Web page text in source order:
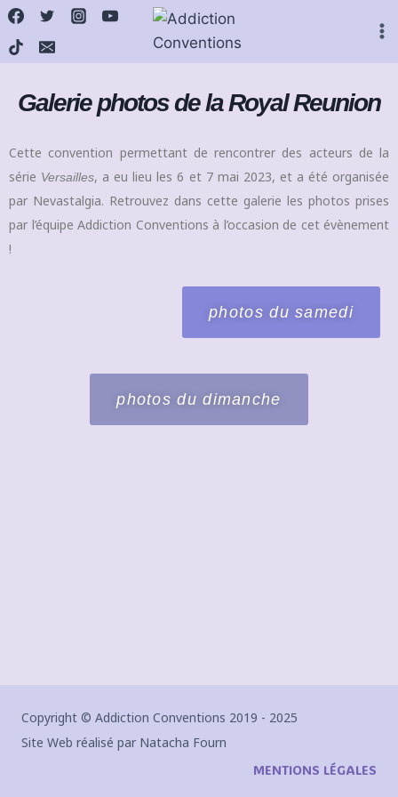
Galerie photos de la Royal Reunion
Cetteconvention permettant de rencontrer des acteurs de la
série Versailles, a eu lieu les 6 et 7 mai 2023, et a été organisée
par Nevastalgia. Retrouvez dans cette galerie les photos prises
par l’équipe Addiction Conventions à l’occasion de cet évènement
!
photos du samedi
photos du dimanche
Copyright © Addiction Conventions 2019 - 2025
Site Web réalisé par Natacha Fourn
MENTIONS LÉGALES